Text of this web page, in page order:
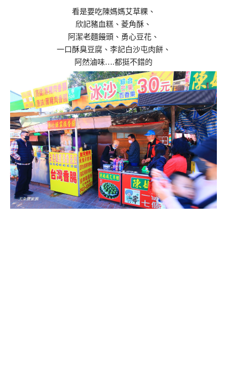
看是要吃陳媽媽艾草粿、
欣記豬血糕、菱角酥、
阿潔老麵饅頭、勇心豆花、
一口酥臭豆腐、李記白沙屯肉餅、
阿然滷味….都挺不錯的